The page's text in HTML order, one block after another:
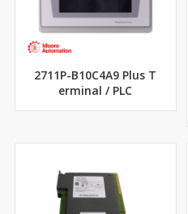
2711P-B10C4A9 Plus T
erminal / PLC